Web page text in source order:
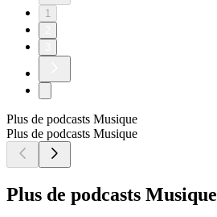
1
Plus de podcasts Musique
Plus de podcasts Musique
Plus de podcasts Musique